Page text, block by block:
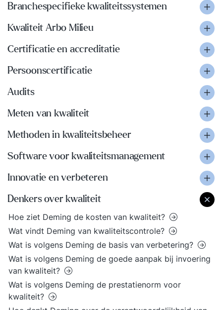
Branchespecifieke kwaliteitssystemen
Kwaliteit Arbo Milieu
Certificatie en accreditatie
Persoonscertificatie
Audits
Meten van kwaliteit
Methoden in kwaliteitsbeheer
Software voor kwaliteitsmanagement
Innovatie en verbeteren
Denkers over kwaliteit
Hoe ziet Deming de kosten van kwaliteit?
Wat vindt Deming van kwaliteitscontrole?
Wat is volgens Deming de basis van verbetering?
Wat is volgens Deming de goede aanpak bij invoering
van kwaliteit?
Wat is volgens Deming de prestatienorm voor
kwaliteit?